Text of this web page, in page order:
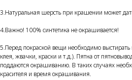
3.Натуральная шерсть при крашении может
4.Важно! 100% синтетика не окрашивается!
5.Перед покраской вещи необходимо выстирать
клея, жвачки, краски и т.д.). Пятна от
поддаются окрашиванию. В таких случаях
красителя и время окрашивания.